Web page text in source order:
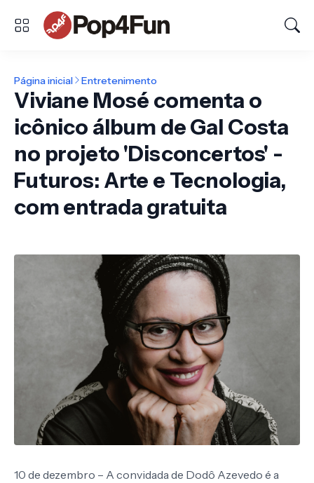
Página inicial Entretenimento
Viviane Mosé comenta o
icônico álbum de Gal Costa
no projeto 'Disconcertos' -
Futuros: Arte e Tecnologia,
com entrada gratuita
10 de dezembro – A convidada de Dodô Azevedo é a